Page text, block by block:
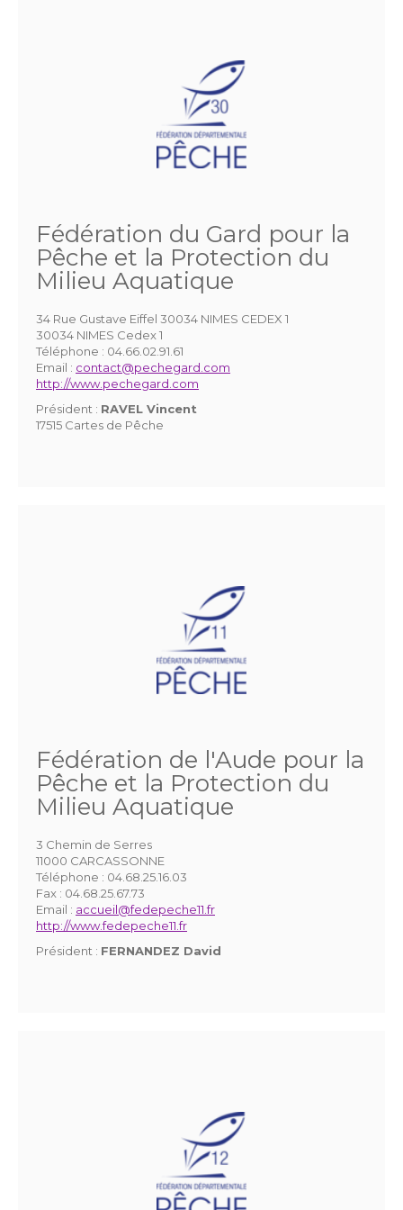
Fédération du Gard pour la
Pêche et la Protection du
Milieu Aquatique
34 Rue Gustave Eiffel 30034 NIMES CEDEX 1
30034 NIMES Cedex 1
Téléphone : 04.66.02.91.61
Email : contact@pechegard.com
http://www.pechegard.com
Président : RAVEL Vincent
17515 Cartes de Pêche
Fédération de l'Aude pour la
Pêche et la Protection du
Milieu Aquatique
3 Chemin de Serres
11000 CARCASSONNE
Téléphone : 04.68.25.16.03
Fax : 04.68.25.67.73
Email : accueil@fedepeche11.fr
http://www.fedepeche11.fr
Président : FERNANDEZ David